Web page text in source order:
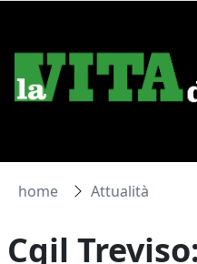
home Attualità
Cgil